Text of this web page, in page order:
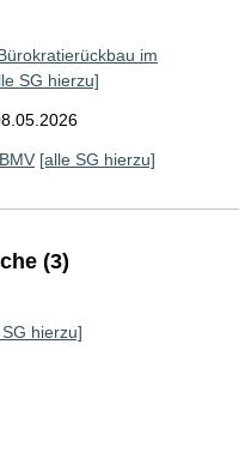
im
SG hierzu]
BMV [alle SG hierzu]
(3)
hierzu]